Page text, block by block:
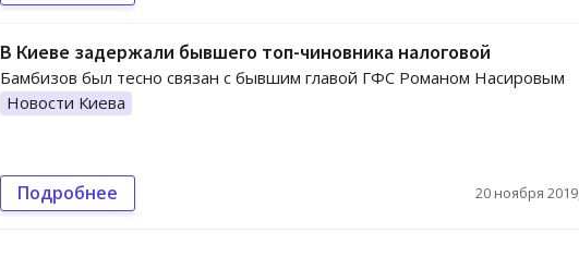
В Киеве задержали бывшего топ-чиновника налоговой
Бамбизов был тесно связан с бывшим главой ГФС Романом Насировым
Новости Киева
Подробнее 20 ноября